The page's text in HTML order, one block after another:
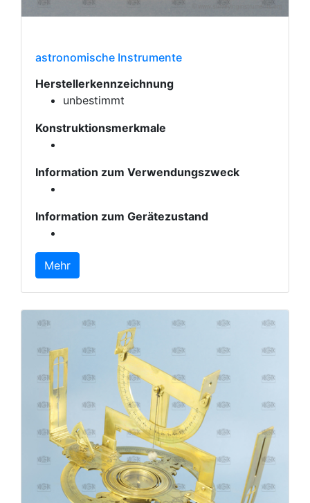
astronomische Instrumente
Herstellerkennzeichnung
unbestimmt
Konstruktionsmerkmale
Information zum Verwendungszweck
Information zum Gerätezustand
Mehr